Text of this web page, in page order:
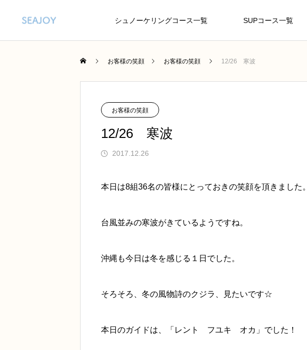
シュノーケリングコース一覧 SUPコース一覧
お客様の笑顔 お客様の笑顔 12/26 寒波
お客様の笑顔
12/26 寒波
2017.12.26
本日は8組36名の皆様にとっておきの笑顔を頂きました。
台風並みの寒波がきているようですね。
沖縄も今日は冬を感じる１日でした。
そろそろ、冬の風物詩のクジラ、見たいです☆
本日のガイドは、「レント フユキ オカ」でした！